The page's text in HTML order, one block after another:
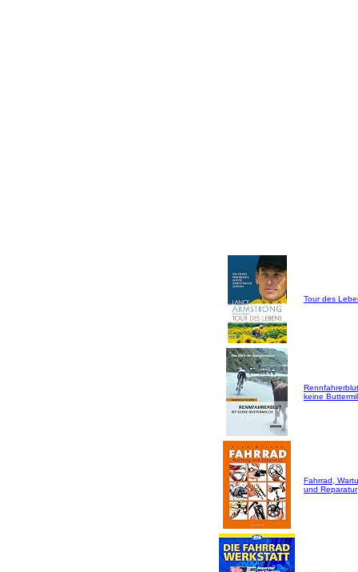
Tour des
keine
Fahrrad,
und Reparatur